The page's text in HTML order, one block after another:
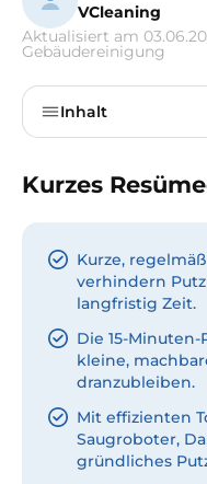
VCleaning
Aktualisiert am
Gebäudereinigung
Inhalt
Kurzes
Kurze,
verhindern
langfristig Zeit.
Die 15-
kleine,
dranzubleiben.
Mit effizienten
Saugroboter,
gründliches